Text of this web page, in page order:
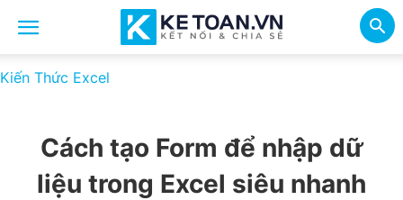
Kiến Thức Excel
Cách tạo Form để nhập dữ
liệu trong Excel siêu nhanh